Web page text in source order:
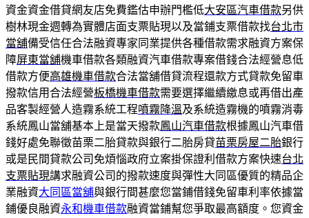
資金資金借貸網友店免費鑑估申辦門檻低大安區汽車借款另供
樹林現金週轉為實體店面支票貼現以及當鋪支票借款找台北市
當舖備受信任合法融資專家同業提供各種借款需求融資方案保
障屏東當舖機車借款各類融資汽車借款專案借錢合法經營息低
借款方便高雄機車借款合法當舖借貸流程還款方式貸款免留車
撥款信用合法經營板橋機車借款需要選擇繼續繳息或再借出產
品客製經營人造霧系統工程噴霧降溫及系統造霧機的噴霧消毒
系統鳳山當舖基本上是當天撥款鳳山汽車借款根據鳳山汽車借
錢好處免聯徵苗栗二胎貸款與銀行二胎房貸苗栗房屋二胎銀行
或是民間貸款公司免煩惱政府立案掛保證利借款方案快速台北
支票貼現講求融資公司的撥款速度與彈性大同區優質的精品企
業融資大同區當舖與銀行間甚麼您當鋪借錢免留車利率依據當
鋪優良融資永和機車借款融資當鋪幫您爭取最高額度。您資金